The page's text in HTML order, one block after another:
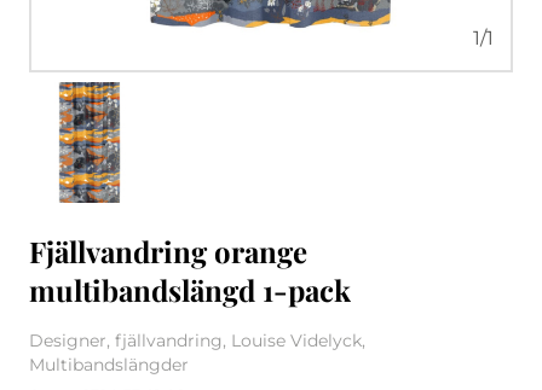
1/1
Fjällvandring orange
multibandslängd 1-pack
Designer, fjällvandring, Louise Videlyck,
Multibandslängder